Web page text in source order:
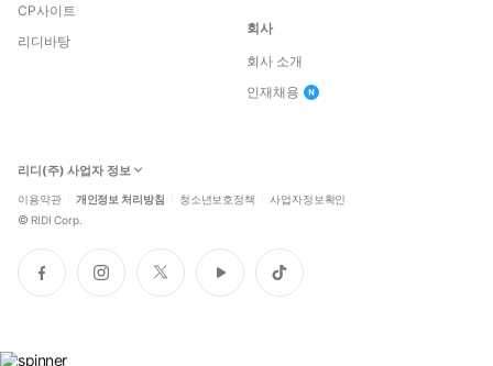
CP사이트
리디바탕
회사
회사 소개
인재채용
리디(주) 사업자 정보
이용약관 개인정보 처리방침 청소년보호정책 사업자정보확인
© RIDI Corp.
페
이
인
스
트
위
유
튜
틱
톡